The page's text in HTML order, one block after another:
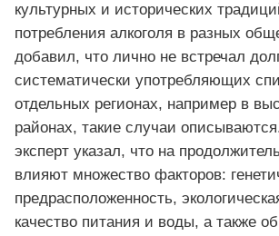
культурных и исторических
потребления алкоголя в разных
добавил, что лично не встречал
систематически употребляющих
отдельных регионах, например в
районах, такие случаи
эксперт указал, что на
влияют множество факторов:
предрасположенность,
качество питания и воды, а также